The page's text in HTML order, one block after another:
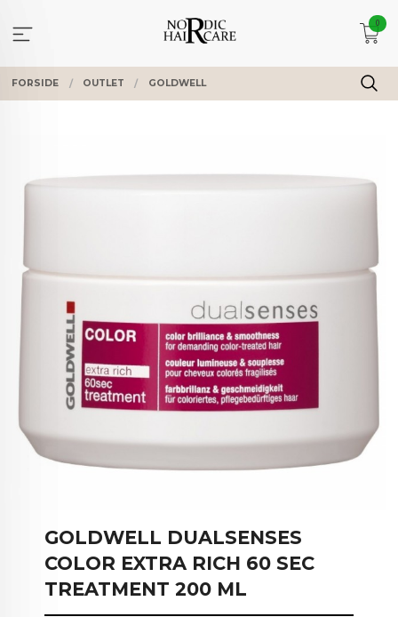
innholdet
0
FORSIDE OUTLET GOLDWELL
GOLDWELL DUALSENSES
COLOR EXTRA RICH 60 SEC
TREATMENT 200 ML